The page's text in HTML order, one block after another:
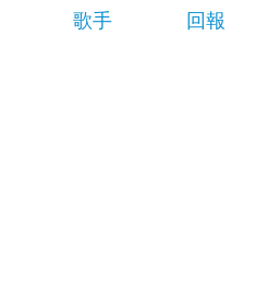
歌手
回報